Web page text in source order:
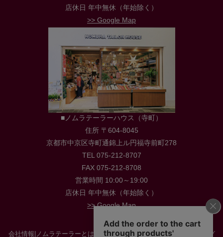
店休日 年中無休（年始除く）
>> Google Map
■ノムラテーラーハウス（寺町）
住所 〒604-8045
京都市中京区寺町通錦上ル円福寺前町278
TEL 075-212-8707
FAX 075-212-8708
営業時間 10:00～19:00
店休日 年中無休（年始除く）
>> Google Map
会社情報 ノムラテーラーとは 店舗情報|採用情報|お役立ち情報・ブログ